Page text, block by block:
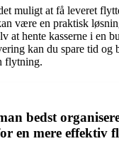
muligt at få leveret
være en praktisk
at hente kasserne i en
kan du spare tid og
flytning.
bedst
en mere effektiv